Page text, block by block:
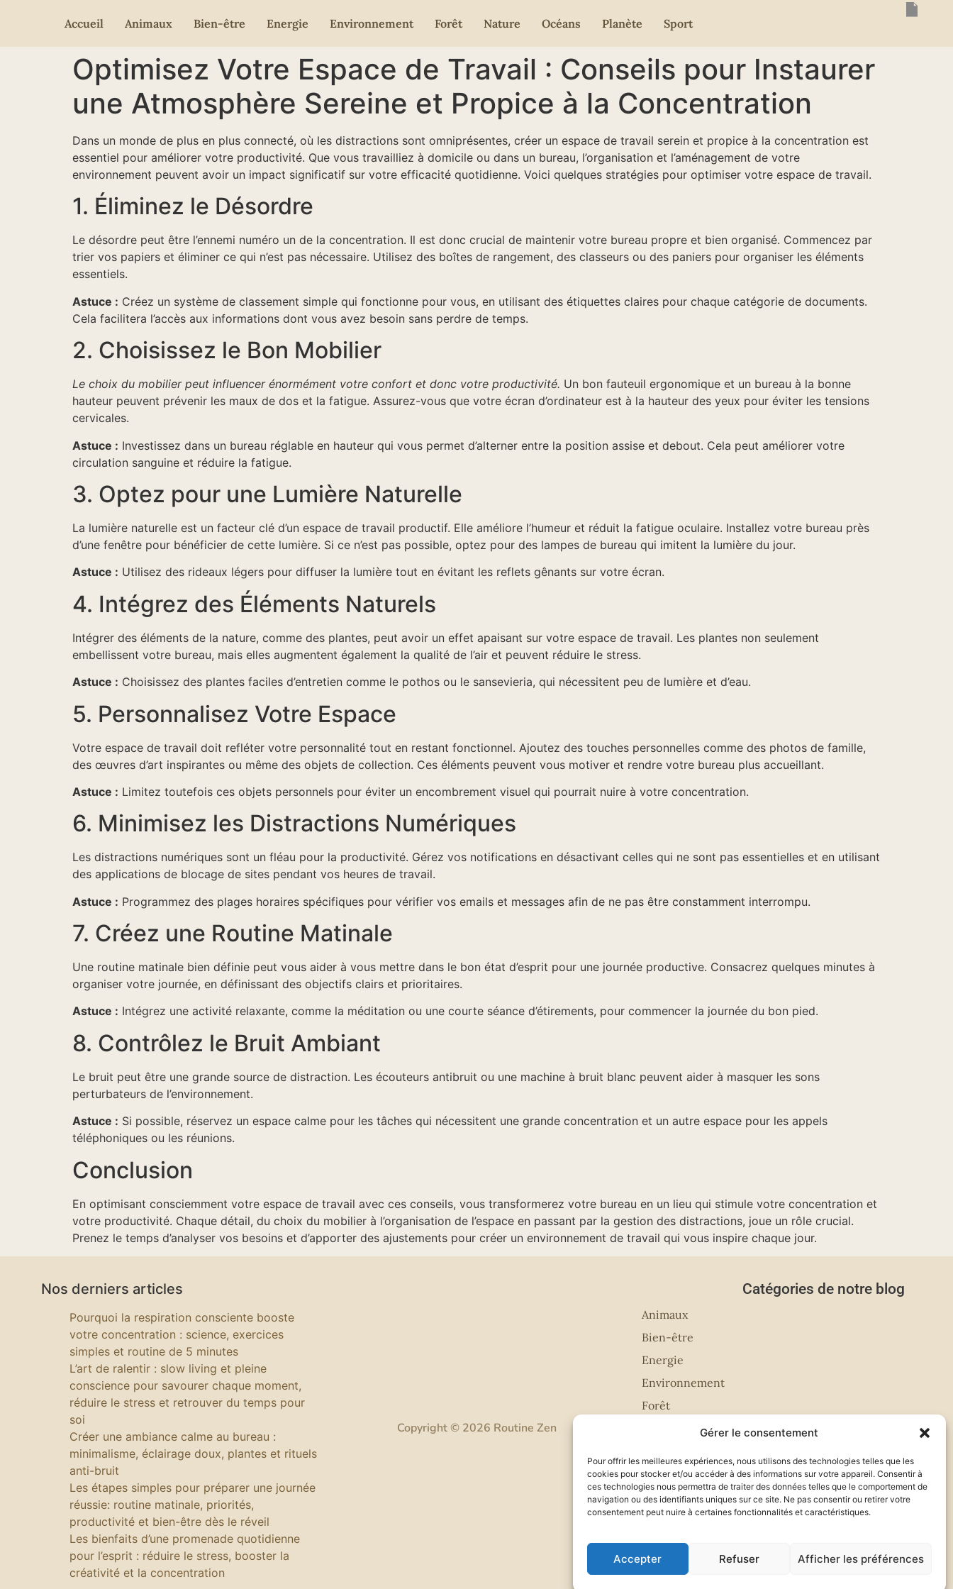
Gérer le consentement
Pour offrir les meilleures expériences, nous utilisons des technologies telles que les
cookies pour stocker et/ou accéder à des informations sur votre appareil. Consentir à
ces technologies nous permettra de traiter des données telles que le comportement de
navigation ou des identifiants uniques sur ce site. Ne pas consentir ou retirer votre
consentement peut nuire à certaines fonctionnalités et caractéristiques.
Accepter Refuser Afficher les préférences
Accueil Animaux Bien-être Energie Environnement Forêt Nature Océans Planète Sport
Optimisez Votre Espace de Travail : Conseils pour Instaurer
une Atmosphère Sereine et Propice à la Concentration
Dans un monde de plus en plus connecté, où les distractions sont omniprésentes, créer un espace de travail serein et propice à la concentration est
essentiel pour améliorer votre productivité. Que vous travailliez à domicile ou dans un bureau, l’organisation et l’aménagement de votre
environnement peuvent avoir un impact significatif sur votre efficacité quotidienne. Voici quelques stratégies pour optimiser votre espace de travail.
1. Éliminez le Désordre
Le désordre peut être l’ennemi numéro un de la concentration. Il est donc crucial de maintenir votre bureau propre et bien organisé. Commencez par
trier vos papiers et éliminer ce qui n’est pas nécessaire. Utilisez des boîtes de rangement, des classeurs ou des paniers pour organiser les éléments
essentiels.
Astuce : Créez un système de classement simple qui fonctionne pour vous, en utilisant des étiquettes claires pour chaque catégorie de documents.
Cela facilitera l’accès aux informations dont vous avez besoin sans perdre de temps.
2. Choisissez le Bon Mobilier
Le choix du mobilier peut influencer énormément votre confort et donc votre productivité. Un bon fauteuil ergonomique et un bureau à la bonne
hauteur peuvent prévenir les maux de dos et la fatigue. Assurez-vous que votre écran d’ordinateur est à la hauteur des yeux pour éviter les tensions
cervicales.
Astuce : Investissez dans un bureau réglable en hauteur qui vous permet d’alterner entre la position assise et debout. Cela peut améliorer votre
circulation sanguine et réduire la fatigue.
3. Optez pour une Lumière Naturelle
La lumière naturelle est un facteur clé d’un espace de travail productif. Elle améliore l’humeur et réduit la fatigue oculaire. Installez votre bureau près
d’une fenêtre pour bénéficier de cette lumière. Si ce n’est pas possible, optez pour des lampes de bureau qui imitent la lumière du jour.
Astuce : Utilisez des rideaux légers pour diffuser la lumière tout en évitant les reflets gênants sur votre écran.
4. Intégrez des Éléments Naturels
Intégrer des éléments de la nature, comme des plantes, peut avoir un effet apaisant sur votre espace de travail. Les plantes non seulement
embellissent votre bureau, mais elles augmentent également la qualité de l’air et peuvent réduire le stress.
Astuce : Choisissez des plantes faciles d’entretien comme le pothos ou le sansevieria, qui nécessitent peu de lumière et d’eau.
5. Personnalisez Votre Espace
Votre espace de travail doit refléter votre personnalité tout en restant fonctionnel. Ajoutez des touches personnelles comme des photos de famille,
des œuvres d’art inspirantes ou même des objets de collection. Ces éléments peuvent vous motiver et rendre votre bureau plus accueillant.
Astuce : Limitez toutefois ces objets personnels pour éviter un encombrement visuel qui pourrait nuire à votre concentration.
6. Minimisez les Distractions Numériques
Les distractions numériques sont un fléau pour la productivité. Gérez vos notifications en désactivant celles qui ne sont pas essentielles et en utilisant
des applications de blocage de sites pendant vos heures de travail.
Astuce : Programmez des plages horaires spécifiques pour vérifier vos emails et messages afin de ne pas être constamment interrompu.
7. Créez une Routine Matinale
Une routine matinale bien définie peut vous aider à vous mettre dans le bon état d’esprit pour une journée productive. Consacrez quelques minutes à
organiser votre journée, en définissant des objectifs clairs et prioritaires.
Astuce : Intégrez une activité relaxante, comme la méditation ou une courte séance d’étirements, pour commencer la journée du bon pied.
8. Contrôlez le Bruit Ambiant
Le bruit peut être une grande source de distraction. Les écouteurs antibruit ou une machine à bruit blanc peuvent aider à masquer les sons
perturbateurs de l’environnement.
Astuce : Si possible, réservez un espace calme pour les tâches qui nécessitent une grande concentration et un autre espace pour les appels
téléphoniques ou les réunions.
Conclusion
En optimisant consciemment votre espace de travail avec ces conseils, vous transformerez votre bureau en un lieu qui stimule votre concentration et
votre productivité. Chaque détail, du choix du mobilier à l’organisation de l’espace en passant par la gestion des distractions, joue un rôle crucial.
Prenez le temps d’analyser vos besoins et d’apporter des ajustements pour créer un environnement de travail qui vous inspire chaque jour.
Nos derniers articles
Pourquoi la respiration consciente booste
votre concentration : science, exercices
simples et routine de 5 minutes
L’art de ralentir : slow living et pleine
conscience pour savourer chaque moment,
réduire le stress et retrouver du temps pour
soi
Créer une ambiance calme au bureau :
minimalisme, éclairage doux, plantes et rituels
anti-bruit
Les étapes simples pour préparer une journée
réussie: routine matinale, priorités,
productivité et bien-être dès le réveil
Les bienfaits d’une promenade quotidienne
pour l’esprit : réduire le stress, booster la
créativité et la concentration
Copyright © 2026 Routine Zen
Catégories de notre blog
Animaux
Bien-être
Energie
Environnement
Forêt